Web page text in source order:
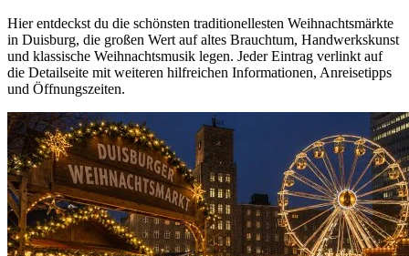
Hier entdeckst du die schönsten traditionellesten Weihnachtsmärkte
in Duisburg, die großen Wert auf altes Brauchtum, Handwerkskunst
und klassische Weihnachtsmusik legen. Jeder Eintrag verlinkt auf
die Detailseite mit weiteren hilfreichen Informationen, Anreisetipps
und Öffnungszeiten.